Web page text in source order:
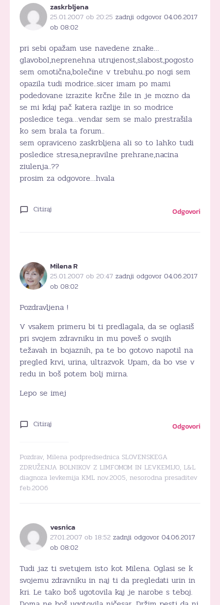
zaskrbljena
25.01.2007 ob 20:25 zadnji odgovor 04.06.2017
ob 08:02
pri sebi opažam use navedene znake…
glavobol,neprenehna utrujenost,slabost,pogosto
sem omotična,bolečine v trebuhu..po nogi sem
opazila tudi modrice..sicer imam po mami
podedovane izrazite krčne žile in je mozno da
se mi kdaj pač katera razlije in so modrice
posledice tega…vendar sem se malo prestrašila
ko sem brala ta forum..
sem opraviceno zaskrbljena ali so to lahko tudi
posledice stresa,nepravilne prehrane,nacina
ziulenja..??
prosim za odgovore…hvala
Citiraj Odgovori
Milena R
25.01.2007 ob 20:47 zadnji odgovor 04.06.2017
ob 08:02
Pozdravljena !
V vsakem primeru bi ti predlagala, da se oglasiš
pri svojem zdravniku in mu poveš o svojih
težavah in bojaznih, pa te bo gotovo napotil na
pregled krvi, urina, ultrazvok. Upam, da bo vse v
redu in boš potem bolj mirna.
Lepo se imej
Citiraj Odgovori
Pozdrav, Milena podpredsednica SLOVENSKEGA
ZDRUŽENJA BOLNIKOV Z LIMFOMOM IN LEVKEMIJO, L&L
diagnoza levkemija KML nov.2005, nesorodna presaditev
feb.2006
vesnica
27.01.2007 ob 18:52 zadnji odgovor 04.06.2017
ob 08:02
Tudi jaz ti svetujem isto kot Milena. Oglasi se k
svojemu zdravniku in naj ti da pregledati urin in
kri. Le tako boš ugotovila kaj je narobe s teboj.